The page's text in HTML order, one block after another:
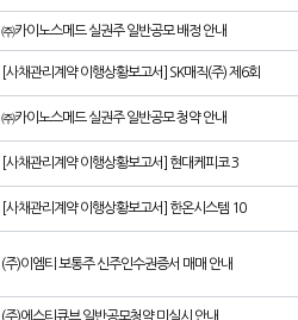
㈜카이노스메드 실권주 일반공모 배정 안내
[사채관리계약 이행상황보고서] SK매직(주) 제6회
㈜카이노스메드 실권주 일반공모 청약 안내
[사채관리계약 이행상황보고서] 현대케피코 3
[사채관리계약 이행상황보고서] 한온시스템 10
(주)이엠티 보통주 신주인수권증서 매매 안내
(주)에스티큐브 일반공모청약 미실시 안내